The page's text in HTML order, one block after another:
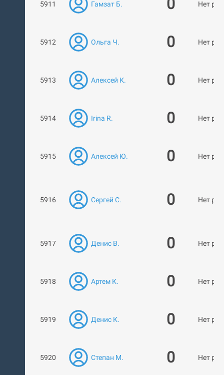
5911 Гамзат Б. 0 Нет
5912 Ольга Ч. 0 Нет
5913 Алексей К. 0 Нет
5914 Irina R. 0 Нет
5915 Алексей Ю. 0 Нет
5916 Сергей С. 0 Нет
5917 Денис В. 0 Нет
5918 Артем К. 0 Нет
5919 Денис К. 0 Нет
5920 Степан М. 0 Нет